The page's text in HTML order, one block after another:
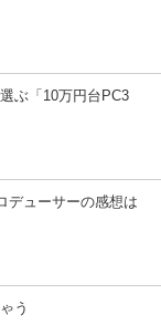
ぶ「10万円台PC3
デューサーの感想は
う